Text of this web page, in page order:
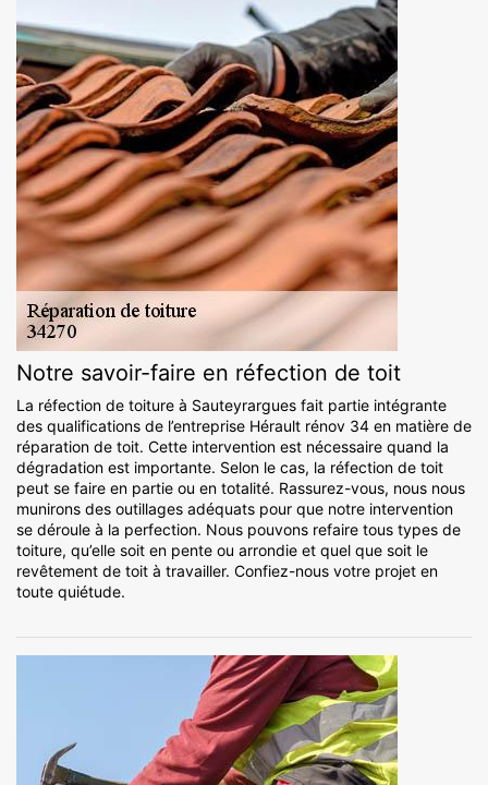
Notre savoir-faire en réfection de toit
La réfection de toiture à Sauteyrargues fait partie intégrante
des qualifications de l’entreprise Hérault rénov 34 en matière de
réparation de toit. Cette intervention est nécessaire quand la
dégradation est importante. Selon le cas, la réfection de toit
peut se faire en partie ou en totalité. Rassurez-vous, nous nous
munirons des outillages adéquats pour que notre intervention
se déroule à la perfection. Nous pouvons refaire tous types de
toiture, qu’elle soit en pente ou arrondie et quel que soit le
revêtement de toit à travailler. Confiez-nous votre projet en
toute quiétude.